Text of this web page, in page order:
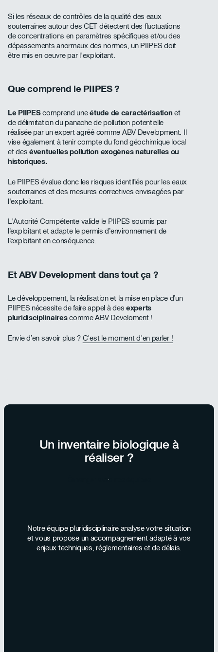
Si les réseaux de contrôles de la qualité des eaux
souterraines autour des CET détectent des fluctuations
de concentrations en paramètres spécifiques et/ou des
dépassements anormaux des normes, un PIIPES doit
être mis en oeuvre par l'exploitant.
Que comprend le PIIPES ?
Le PIIPEScomprend uneétude de caractérisation et
de délimitation du panache de pollution potentielle
réalisée par un expert agréé comme ABV Development. Il
vise également à tenir compte du fond géochimique local
et des éventuelles pollution exogènes naturelles ou
historiques.
Le PIIPES évalue donc les risques identifiés pour les eaux
souterraines et des mesures correctives envisagées par
l'exploitant.
L'Autorité Compétente valide le PIIPES soumis par
l’exploitant et adapte le permis d’environnement de
l’exploitant en conséquence.
Et ABV Development dans tout ça ?
Le développement, la réalisation et la mise en place d’un
PIIPES nécessite de faire appel à des experts
pluridisciplinairescomme ABV Develoment !
Envie d’en savoir plus ? C'est le moment d'en parler !
Un inventaire biologique à
réaliser ?
Échanger avec nos équipes
Notre équipe pluridisciplinaire analyse votre situation
et vous propose un accompagnement adapté à vos
enjeux techniques, réglementaires et de délais.